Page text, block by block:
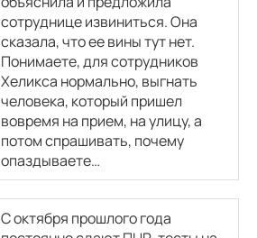
сотруднице извиниться. Она
сказала, что ее вины тут нет.
Понимаете, для сотрудников
Хеликса нормально, выгнать
человека, который пришел
вовремя на прием, на улицу, а
потом спрашивать, почему
опаздываете…
С октября прошлого года